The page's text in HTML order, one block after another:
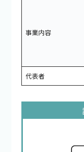
事業内容
代表者